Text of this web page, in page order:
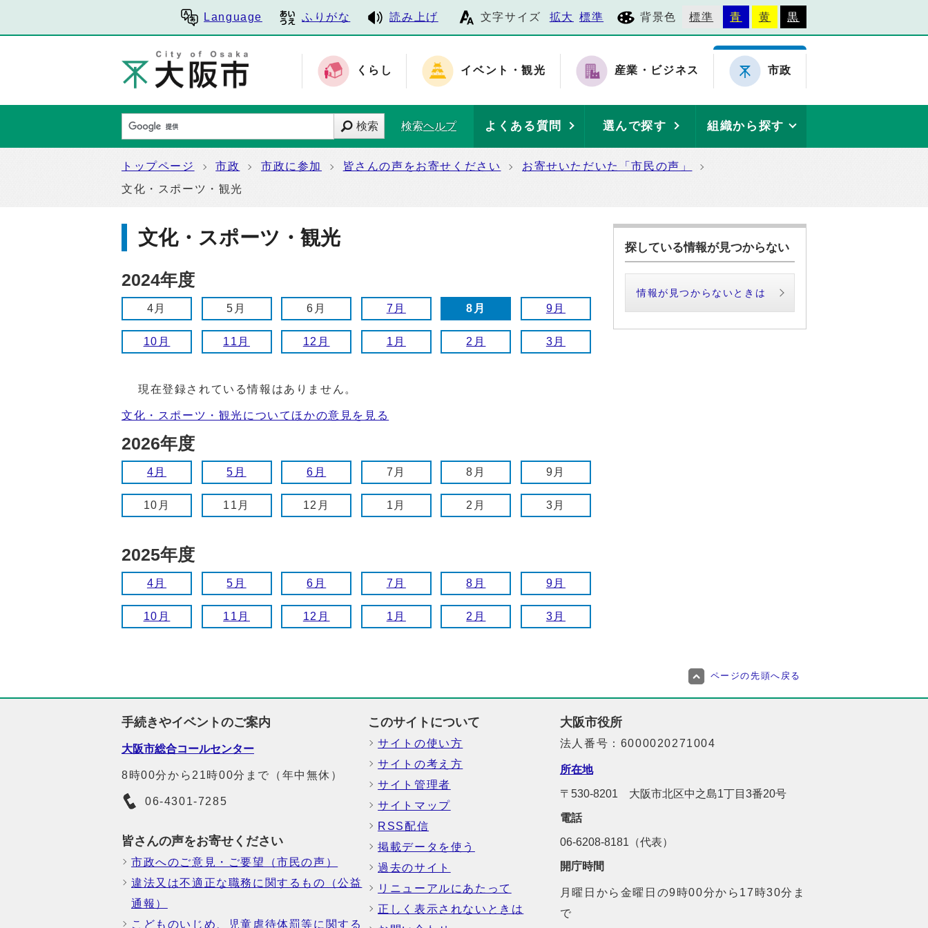
Language ふりがな 読み上げ 文字サイズ 拡大 標準 背景色 標準 青 黄 黒
くらし イベント・観光 産業・ビジネス 市政
検索 検索ヘルプ よくある質問 選んで探す 組織から探す
トップページ 市政 市政に参加 皆さんの声をお寄せください
お寄せいただいた「市民の声」
文化・スポーツ・観光
文化・スポーツ・観光
2024年度
4月 5月 6月 7月 8月 9月
10月 11月 12月 1月 2月 3月
現在登録されている情報はありません。
文化・スポーツ・観光についてほかの意見を見る
2026年度
4月 5月 6月 7月 8月 9月
10月 11月 12月 1月 2月 3月
2025年度
4月 5月 6月 7月 8月 9月
10月 11月 12月 1月 2月 3月
探している情報が見つからない
情報が見つからないときは
ページの先頭へ戻る
手続きやイベントのご案内
大阪市総合コールセンター
8時00分から21時00分まで（年中無休）
06-4301-7285
皆さんの声をお寄せください
市政へのご意見・ご要望（市民の声）
違法又は不適正な職務に関するもの（公益
通報）
こどものいじめ、児童虐待体罰等に関する
このサイトについて
サイトの使い方
サイトの考え方
サイト管理者
サイトマップ
RSS配信
掲載データを使う
過去のサイト
リニューアルにあたって
正しく表示されないときは
大阪市役所
法人番号：6000020271004
所在地
〒530-8201 大阪市北区中之島1丁目3番20号
電話
06-6208-8181（代表）
開庁時間
月曜日から金曜日の9時00分から17時30分ま
で